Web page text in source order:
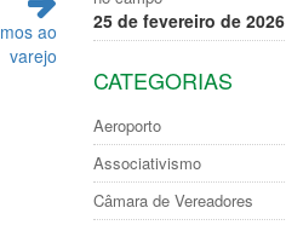
ao
varejo
25 de fevereiro de 2026
CATEGORIAS
Aeroporto
Associativismo
Câmara de Vereadores